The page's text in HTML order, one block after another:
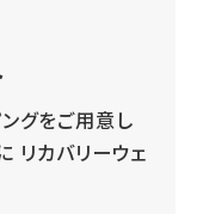
グをご用意し
リカバリーウェ